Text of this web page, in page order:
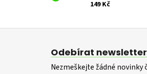
149 Kč
Z
Odebírat newsletter
Nezmeškejte žádné novinky